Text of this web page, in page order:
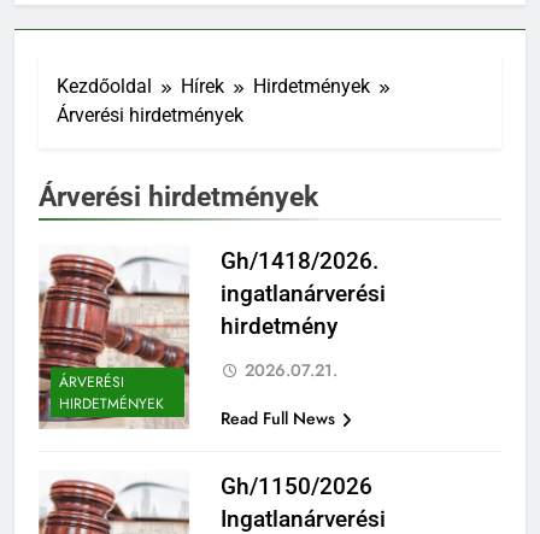
Kezdőoldal Hírek
Hirdetmények
Árverési hirdetmények
Árverési hirdetmények
ÁRVERÉSI
HIRDETMÉNYEK
Gh/1418/2026.
ingatlanárverési
hirdetmény
2026.07.21.
Read Full News
Gh/1150/2026
Ingatlanárverési